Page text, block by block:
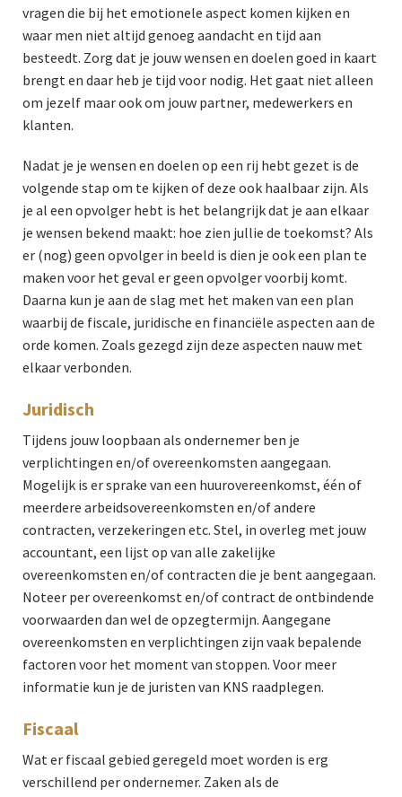
vragen die bij het emotionele aspect komen kijken en
waar men niet altijd genoeg aandacht en tijd aan
besteedt. Zorg dat je jouw wensen en doelen goed in kaart
brengt en daar heb je tijd voor nodig. Het gaat niet alleen
om jezelf maar ook om jouw partner, medewerkers en
klanten.
Nadat je je wensen en doelen op een rij hebt gezet is de
volgende stap om te kijken of deze ook haalbaar zijn. Als
je al een opvolger hebt is het belangrijk dat je aan elkaar
je wensen bekend maakt: hoe zien jullie de toekomst? Als
er (nog) geen opvolger in beeld is dien je ook een plan te
maken voor het geval er geen opvolger voorbij komt.
Daarna kun je aan de slag met het maken van een plan
waarbij de fiscale, juridische en financiële aspecten aan de
orde komen. Zoals gezegd zijn deze aspecten nauw met
elkaar verbonden.
Juridisch
Tijdens jouw loopbaan als ondernemer ben je
verplichtingen en/of overeenkomsten aangegaan.
Mogelijk is er sprake van een huurovereenkomst, één of
meerdere arbeidsovereenkomsten en/of andere
contracten, verzekeringen etc. Stel, in overleg met jouw
accountant, een lijst op van alle zakelijke
overeenkomsten en/of contracten die je bent aangegaan.
Noteer per overeenkomst en/of contract de ontbindende
voorwaarden dan wel de opzegtermijn. Aangegane
overeenkomsten en verplichtingen zijn vaak bepalende
factoren voor het moment van stoppen. Voor meer
informatie kun je de juristen van KNS raadplegen.
Fiscaal
Wat er fiscaal gebied geregeld moet worden is erg
verschillend per ondernemer. Zaken als de